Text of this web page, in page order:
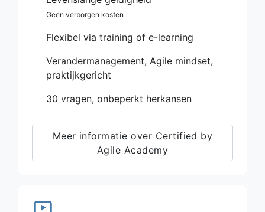
Geen verborgen kosten
Flexibel via training of e-learning
Verandermanagement, Agile mindset,
praktijkgericht
30 vragen, onbeperkt herkansen
Meer informatie over Certified by
Agile Academy